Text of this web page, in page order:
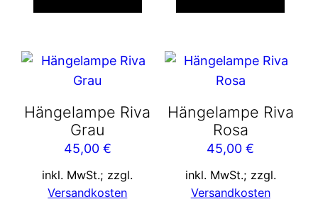
Hängelampe Riva
Grau
45,00 €
inkl. MwSt.; zzgl.
Versandkosten
Hängelampe Riva
Rosa
45,00€
inkl. MwSt.; zzgl.
Versandkosten